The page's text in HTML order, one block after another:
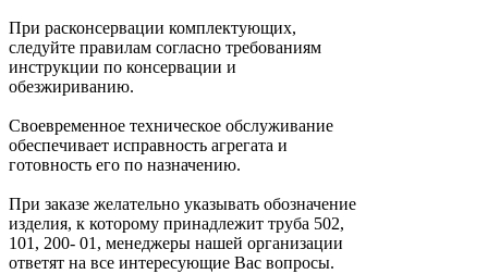
При расконсервации комплектующих,
следуйте правилам согласно требованиям
инструкции по консервации и
обезжириванию.
Своевременное техническое обслуживание
обеспечивает исправность агрегата и
готовность его по назначению.
При заказе желательно указывать обозначение
изделия, к которому принадлежит труба 502,
101, 200- 01, менеджеры нашей организации
ответят на все интересующие Вас вопросы.